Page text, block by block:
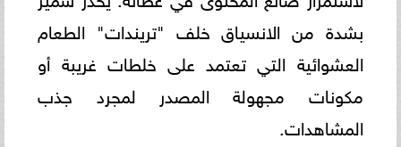
بشدة من الانسياق خلف "تريندات" الطعام
العشوائية التي تعتمد على خلطات غريبة أو
مكونات مجهولة المصدر لمجرد جذب
المشاهدات.